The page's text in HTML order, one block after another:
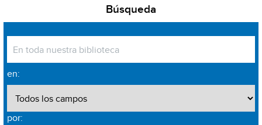
Búsqueda
en:
por: